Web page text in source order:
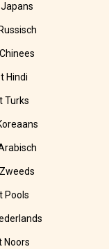
Hindi
Turks
Pools
Noors